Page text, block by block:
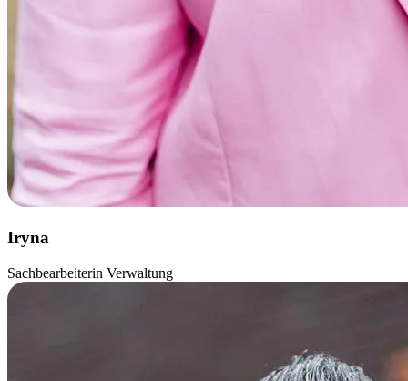
Iryna
Sachbearbeiterin Verwaltung